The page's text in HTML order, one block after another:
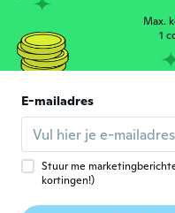
Lid geworden
C Charmaine
Lid geworden
ongeveer 7 jaar
Julia
Lid geworden
Max.
1
E-mailadres
Stuur me
kortingen!)